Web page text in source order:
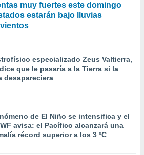
muy fuertes este domingo
estarán bajo lluvias
especializado Zeus Valtierra,
que le pasaría a la Tierra si la
desapareciera
de El Niño se intensifica y el
avisa: el Pacífico alcanzará una
récord superior a los 3 ºC